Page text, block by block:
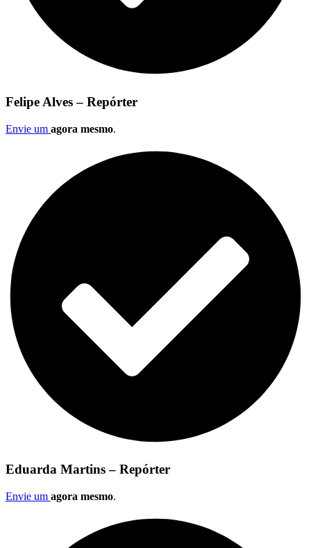
Felipe Alves – Repórter
Envie um agora mesmo.
Eduarda Martins – Repórter
Envie um agora mesmo.